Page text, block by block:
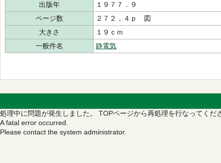
出版年
１９７７．９
ページ数
２７２，４ｐ 図
大きさ
１９ｃｍ
一般件名
静電気
処理中に問題が発生しました。 TOPページから再処理を行なってくだ
A fatal error occurred.
Please contact the system administrator.